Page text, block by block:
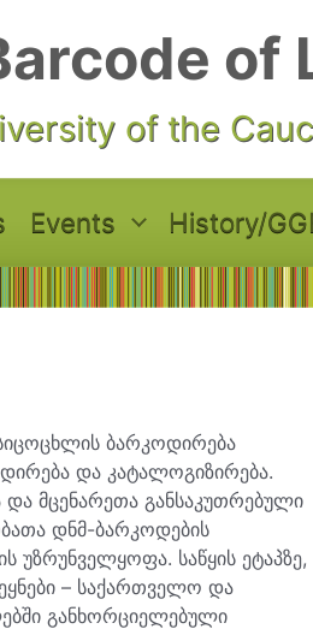
of
of the
Events History/
ბარკოდირება
და კატალოგიზირება.
მცენარეთა განსაკუთრებული
დნმ-ბარკოდების
საწყის ეტაპზე,
– საქართველო და
განხორციელებული